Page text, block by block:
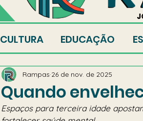
CULTURA EDUCAÇÃO
Quando
Rampas 26 de nov. de 2025
Espaços para terceira idade